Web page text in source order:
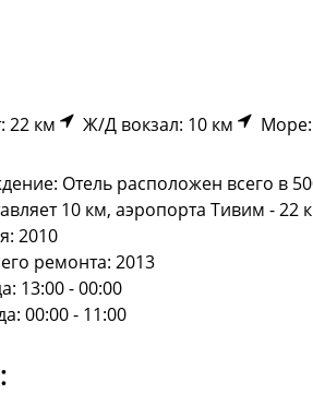
22 км Ж/Д вокзал: 10 км
Отель расположен всего в
10 км, аэропорта Тивим -
2010
ремонта: 2013
13:00 - 00:00
00:00 - 11:00